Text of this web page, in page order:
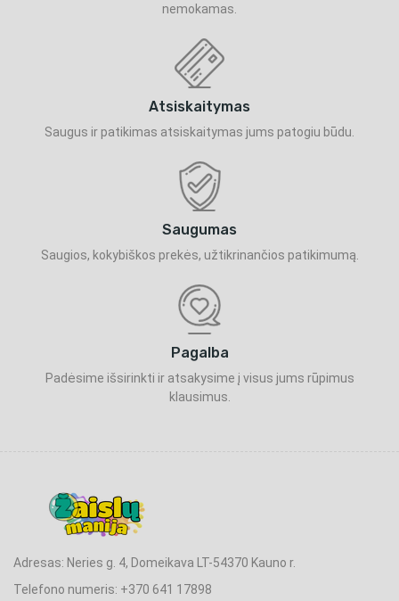
nemokamas.
Atsiskaitymas
Saugus ir patikimas atsiskaitymas jums patogiu būdu.
Saugumas
Saugios, kokybiškos prekės, užtikrinančios patikimumą.
Pagalba
Padėsime išsirinkti ir atsakysime į visus jums rūpimus
klausimus.
Adresas: Neries g. 4, Domeikava LT-54370 Kauno r.
Telefono numeris: +370 641 17898